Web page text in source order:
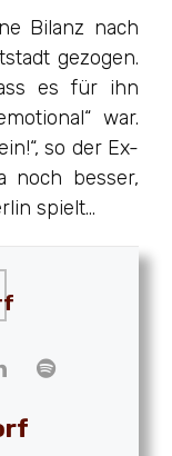
Bilanz nach
gezogen.
es für ihn
war.
so der Ex-
noch besser,
spielt…